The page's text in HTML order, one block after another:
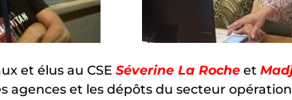
et élus au CSESéverine La Roche et
agences et les dépôts du secteur